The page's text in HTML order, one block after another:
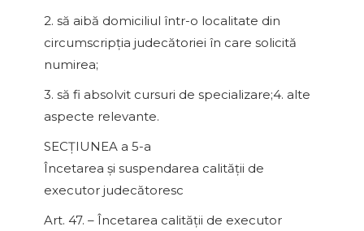
2. să aibă domiciliul într-o localitate din
circumscripţia judecătoriei în care solicită
numirea;
3. să fi absolvit cursuri de specializare;4. alte
aspecte relevante.
SECŢIUNEA a 5-a
Încetarea şi suspendarea calităţii de
executor judecătoresc
Art. 47. – Încetarea calităţii de executor